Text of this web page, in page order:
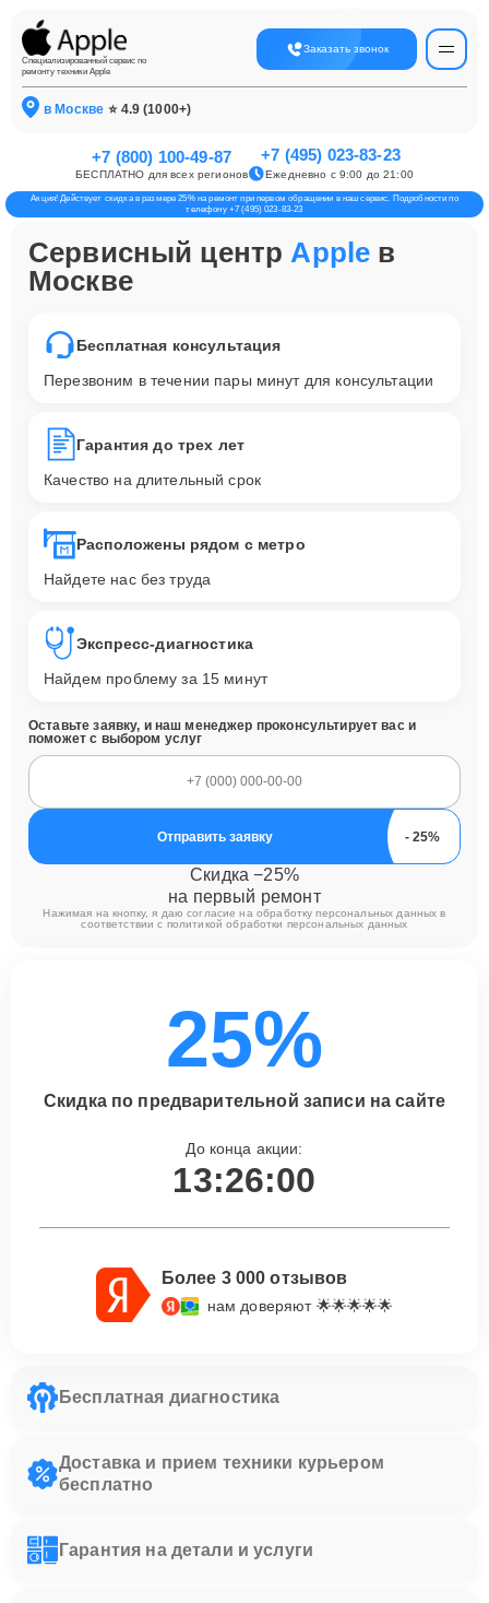
Специализированный сервис по
ремонту техники Apple
Заказать звонок
в Москве ⭐ 4.9 (1000+)
+7 (800) 100-49-87
БЕСПЛАТНО для всех регионов
+7 (495) 023-83-23
Ежедневно с 9:00 до 21:00
Акция! Действует скидка в размере 25% на ремонт при первом обращении в наш сервис. Подробности по
телефону +7 (495) 023-83-23
Сервисный центрApple в
Москве
Бесплатная консультация
Перезвоним в течении пары минут для консультации
Гарантия до трех лет
Качество на длительный срок
Расположены рядом с метро
Найдете нас без труда
Экспресс-диагностика
Найдем проблему за 15 минут
Оставьте заявку, и наш менеджер проконсультирует вас и
поможет с выбором услуг
Отправить заявку
Скидка −25%
на первый ремонт
Нажимая на кнопку, я даю согласие на обработку персональных данных в
соответствии с политикой обработки персональных данных
25%
Скидка по предварительной записи на сайте
До конца акции:
13:26:00
Более 3 000 отзывов
нам доверяют 🌟🌟🌟🌟🌟
Бесплатная диагностика
Доставка и прием техники курьером
бесплатно
Гарантия на детали и услуги